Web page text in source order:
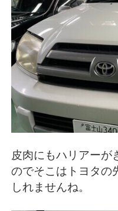
皮肉にもハリアーが
のでそこはトヨタの
しれませんね。